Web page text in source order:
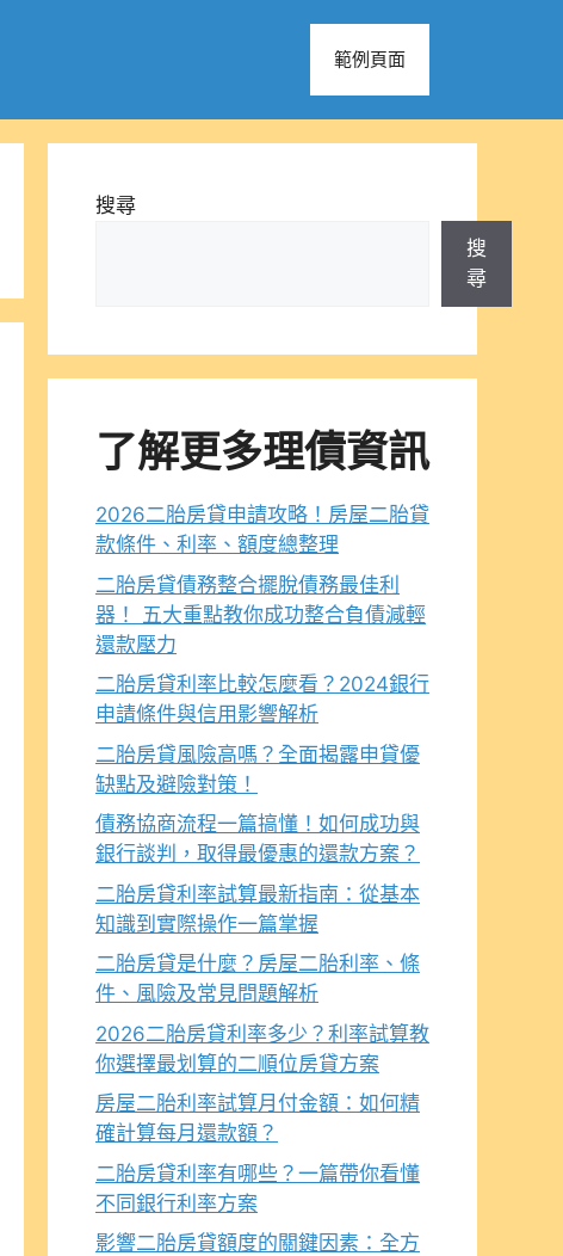
範例頁面
搜尋
搜
尋
了解更多理債資訊
2026二胎房貸申請攻略！房屋二胎貸
款條件、利率、額度總整理
二胎房貸債務整合擺脫債務最佳利
器！ 五大重點教你成功整合負債減輕
還款壓力
二胎房貸利率比較怎麼看？2024銀行
申請條件與信用影響解析
二胎房貸風險高嗎？全面揭露申貸優
缺點及避險對策！
債務協商流程一篇搞懂！如何成功與
銀行談判，取得最優惠的還款方案？
二胎房貸利率試算最新指南：從基本
知識到實際操作一篇掌握
二胎房貸是什麼？房屋二胎利率、條
件、風險及常見問題解析
2026二胎房貸利率多少？利率試算教
你選擇最划算的二順位房貸方案
房屋二胎利率試算月付金額：如何精
確計算每月還款額？
二胎房貸利率有哪些？一篇帶你看懂
不同銀行利率方案
影響二胎房貸額度的關鍵因素：全方